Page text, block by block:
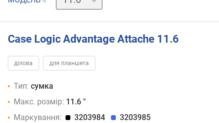
Case Logic Advantage Attache 11.6
ділова для планшета
Тип: сумка
Макс. розмір: 11.6 "
Маркування:
3203984 3203985